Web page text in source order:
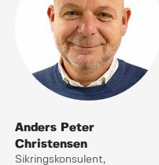
Anders Peter
Christensen
Sikringskonsulent,